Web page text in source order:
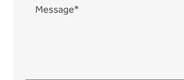
Message*